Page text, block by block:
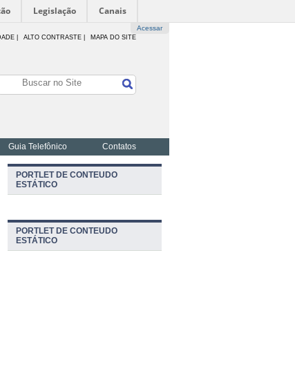
Legislação Canais
Acessar
ALTO CONTRASTE | MAPA DO SITE
Guia Telefônico Contatos
PORTLET DE CONTEUDO
ESTÁTICO
PORTLET DE CONTEUDO
ESTÁTICO